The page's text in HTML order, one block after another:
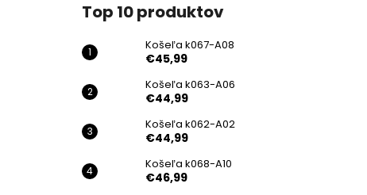
Top 10 produktov
Košeľa k067-A08
€45,99
Košeľa k063-A06
€44,99
Košeľa k062-A02
€44,99
Košeľa k068-A10
€46,99